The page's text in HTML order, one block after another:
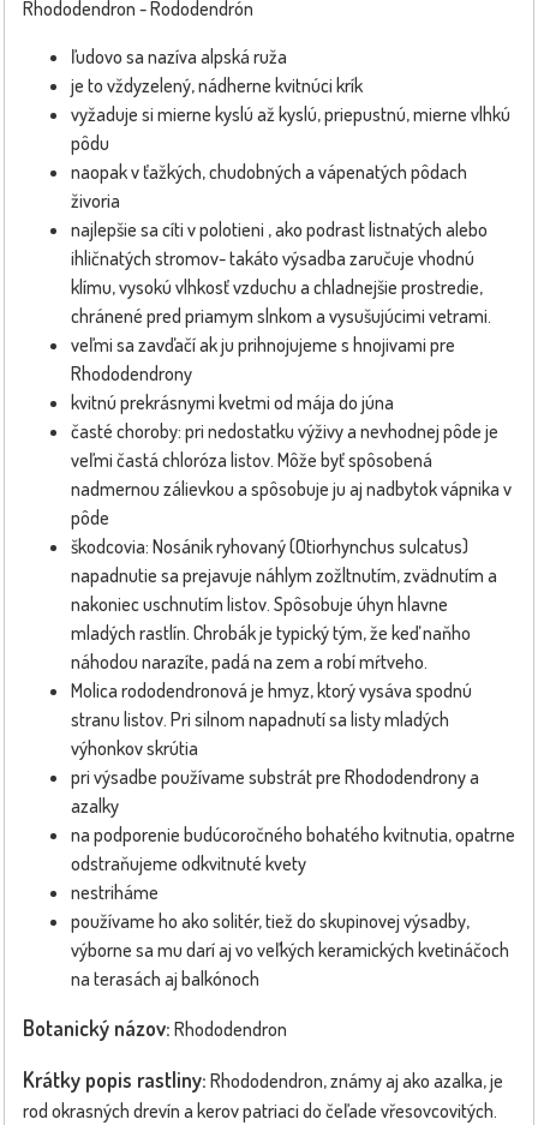
Rhododendron - Rododendrón
ľudovo sa nazíva alpská ruža
je to vždyzelený, nádherne kvitnúci krík
vyžaduje si mierne kyslú až kyslú, priepustnú, mierne vlhkú
pôdu
naopak v ťažkých, chudobných a vápenatých pôdach
živoria
najlepšie sa cíti v polotieni , ako podrast listnatých alebo
ihličnatých stromov- takáto výsadba zaručuje vhodnú
klímu, vysokú vlhkosť vzduchu a chladnejšie prostredie,
chránené pred priamym slnkom a vysušujúcimi vetrami.
veľmi sa zavďačí ak ju prihnojujeme s hnojivami pre
Rhododendrony
kvitnú prekrásnymi kvetmi od mája do júna
časté choroby: pri nedostatku výživy a nevhodnej pôde je
veľmi častá chloróza listov. Môže byť spôsobená
nadmernou zálievkou a spôsobuje ju aj nadbytok vápnika v
pôde
škodcovia: Nosánik ryhovaný (Otiorhynchus sulcatus)
napadnutie sa prejavuje náhlym zožltnutím, zvädnutím a
nakoniec uschnutím listov. Spôsobuje úhyn hlavne
mladých rastlín. Chrobák je typický tým, že keď naňho
náhodou narazíte, padá na zem a robí mŕtveho.
Molica rododendronová je hmyz, ktorý vysáva spodnú
stranu listov. Pri silnom napadnutí sa listy mladých
výhonkov skrútia
pri výsadbe používame substrát pre Rhododendrony a
azalky
na podporenie budúcoročného bohatého kvitnutia, opatrne
odstraňujeme odkvitnuté kvety
nestriháme
používame ho ako solitér, tiež do skupinovej výsadby,
výborne sa mu darí aj vo veľkých keramických kvetináčoch
na terasách aj balkónoch
Botanický názov: Rhododendron
Krátky popis rastliny: Rhododendron, známy aj ako azalka, je
rod okrasných drevín a kerov patriaci do čeľade vřesovcovitých.